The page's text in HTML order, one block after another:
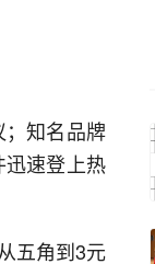
知名品牌
速登上热
五角到3元